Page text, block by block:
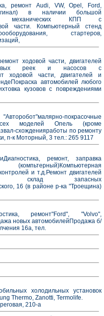
ремонт Audi, VW, Opel, Ford,
в наличии большой
механических КПП с
части. Компьютерный стенд
стартеров,
ходовой части, двигателей
реек и насосов с
ходовой части, двигателей и
автомобилей любого
кузовов с повреждениями
покрасочные
моделей Опель (кроме
схожденияработы по ремонту
п-к Моторный, 3 тел.: 265 9117
ремонт, заправка
и т.д.Ремонт двигателей
склад запасных
16 (в районе р-ка "Троещина)
ремонт"Ford", "Volvo",
новых автомобилейПродажа б/
16а, тел.
холодильных установок
Thermo, Zanotti, Termolife.
210-а